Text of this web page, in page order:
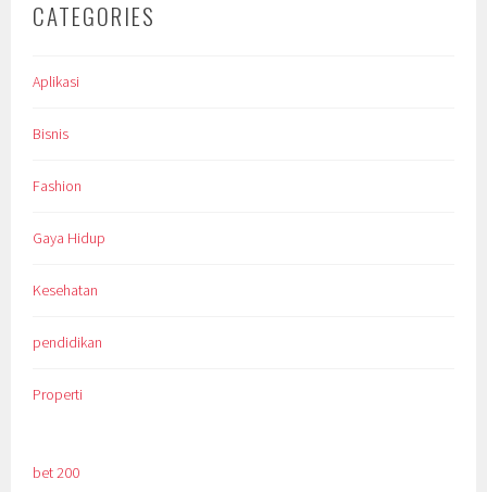
CATEGORIES
Aplikasi
Bisnis
Fashion
Gaya Hidup
Kesehatan
pendidikan
Properti
bet 200